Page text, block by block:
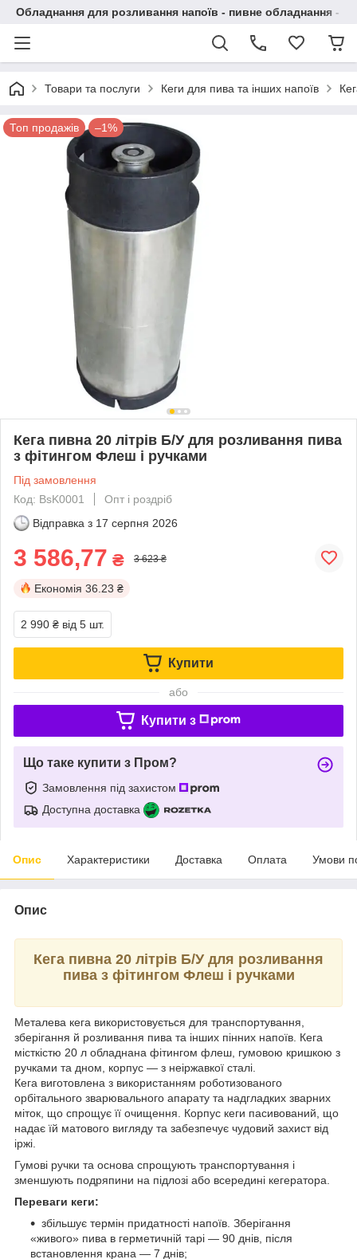
Обладнання для розливання напоїв - пивне обладнання - в
Товари та послуги Кеги для пива та інших напоїв
Топ продажів –1%
Кега пивна 20 літрів Б/У для розливання пива
з фітингом Флеш і ручками
Під замовлення
Код: BsK0001
Опт і роздріб
Відправка з 17 серпня 2026
3 586,77 ₴ 3 623 ₴
Економія 36.23 ₴
2 990 ₴ від 5 шт.
Купити
або
Купити з
Що таке купити з Пром?
Замовлення під захистом
Доступна доставка
Опис Характеристики Доставка Оплата Умови
Опис
Кега пивна 20 літрів Б/У для розливання
пива з фітингом Флеш і ручками
Металева кега використовується для транспортування,
зберігання й розливання пива та інших пінних напоїв. Кега
місткістю 20 л обладнана фітингом флеш, гумовою кришкою з
ручками та дном, корпус — з неіржавкої сталі.
Кега виготовлена з використанням роботизованого
орбітального зварювального апарату та надгладких зварних
міток, що спрощує її очищення. Корпус кеги пасивований, що
надає їй матового вигляду та забезпечує чудовий захист від
іржі.
Гумові ручки та основа спрощують транспортування і
зменшують подряпини на підлозі або всередині кегератора.
Переваги кеги:
збільшує термін придатності напоїв. Зберігання
«живого» пива в герметичній тарі — 90 днів, після
встановлення крана — 7 днів;